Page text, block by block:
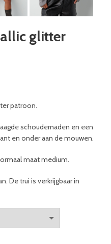
glitter
patroon.
schoudernaden en een
en onder aan de mouwen.
maat medium.
De trui is verkrijgbaar in